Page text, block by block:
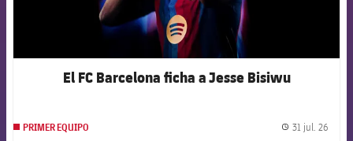
El FC Barcelona ficha a Jesse Bisiwu
PRIMER EQUIPO 31 jul. 26